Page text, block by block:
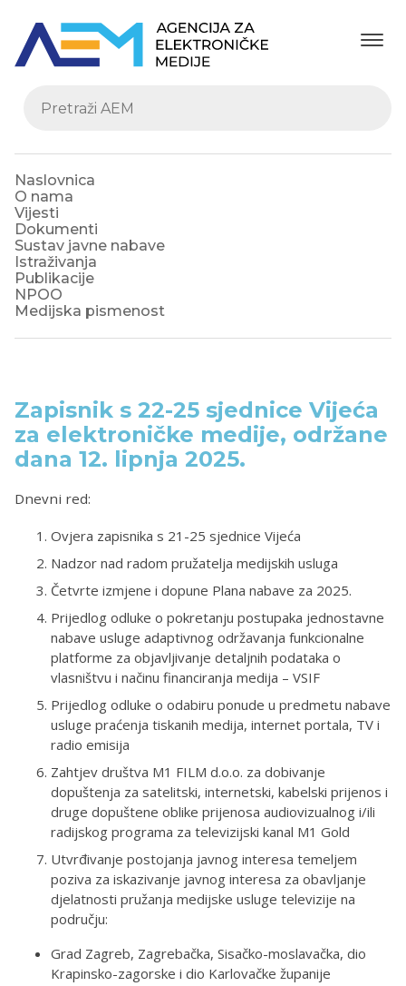
Naslovnica
O nama
Vijesti
Dokumenti
Sustav javne nabave
Istraživanja
Publikacije
NPOO
Medijska pismenost
Zapisnik s 22-25 sjednice Vijeća
za elektroničke medije, održane
dana 12. lipnja 2025.
Dnevni red:
Ovjera zapisnika s 21-25 sjednice Vijeća
Nadzor nad radom pružatelja medijskih usluga
Četvrte izmjene i dopune Plana nabave za 2025.
Prijedlog odluke o pokretanju postupaka jednostavne
nabave usluge adaptivnog održavanja funkcionalne
platforme za objavljivanje detaljnih podataka o
vlasništvu i načinu financiranja medija – VSIF
Prijedlog odluke o odabiru ponude u predmetu nabave
usluge praćenja tiskanih medija, internet portala, TV i
radio emisija
Zahtjev društva M1 FILM d.o.o. za dobivanje
dopuštenja za satelitski, internetski, kabelski prijenos i
druge dopuštene oblike prijenosa audiovizualnog i/ili
radijskog programa za televizijski kanal M1 Gold
Utvrđivanje postojanja javnog interesa temeljem
poziva za iskazivanje javnog interesa za obavljanje
djelatnosti pružanja medijske usluge televizije na
području:
Grad Zagreb, Zagrebačka, Sisačko-moslavačka, dio
Krapinsko-zagorske i dio Karlovačke županije